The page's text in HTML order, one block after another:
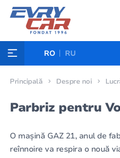
RO RU
Principală Despre noi
Parbriz pentru
O mașină GAZ 21, anul de
reînnoire va respira o nouă